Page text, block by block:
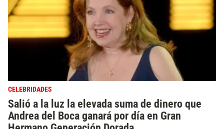
CELEBRIDADES
Salió a la luz la elevada suma de dinero que
Andrea del Boca ganará por día en Gran